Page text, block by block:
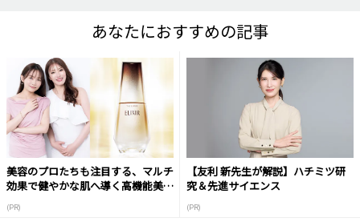
あなたにおすすめの記事
美容のプロたちも注目する、マルチ
効果で健やかな肌へ導く高機能美容
(PR)
【友利 新先生が解説】ハチミツ研
究＆先進サイエンス
(PR)